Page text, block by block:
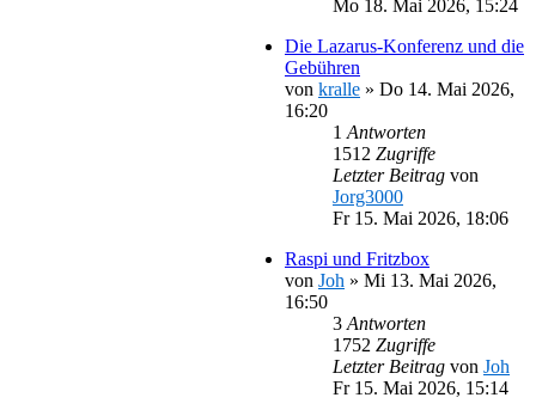
Mo 18. Mai 2026, 15:24
Die Lazarus-Konferenz und die
Gebühren
von kralle » Do 14. Mai 2026,
16:20
1 Antworten
1512 Zugriffe
Letzter Beitrag von
Jorg3000
Fr 15. Mai 2026, 18:06
Raspi und Fritzbox
von Joh » Mi 13. Mai 2026,
16:50
3 Antworten
1752 Zugriffe
Letzter Beitrag von Joh
Fr 15. Mai 2026, 15:14